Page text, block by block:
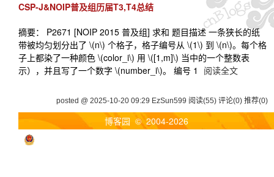
CSP-J&NOIP普及组历届T3,T4总结
摘要： P2671 [NOIP 2015 普及组] 求和 题目描述 一条狭长的纸
带被均匀划分出了 \(n\) 个格子，格子编号从 \(1\) 到 \(n\)。每个格
子上都染了一种颜色 \(color_i\) 用 \([1,m]\) 当中的一个整数表
示），并且写了一个数字 \(number_i\)。 编号 1
阅读全文
posted @ 2025-10-20 09:29 EzSun599 阅读(55) 评论(0) 推荐(0)
博客园 © 2004-2026